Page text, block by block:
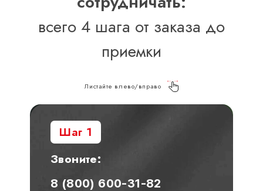
всего 4 шага от заказа до
приемки
Листайте влево/вправо
Шаг 1
Звоните:
8 (800) 600-31-82